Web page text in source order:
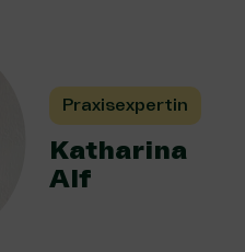
Praxisexpertin
Katharina
Alf